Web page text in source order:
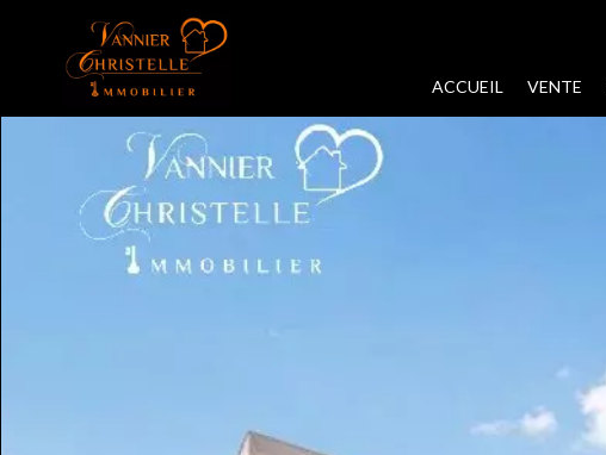
ACCUEIL VENTE